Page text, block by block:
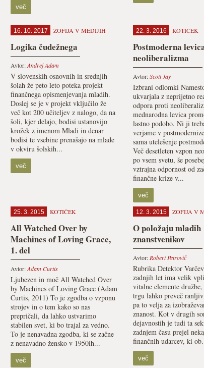
več
16. 10. 2017 ZOFIJA V MEDIJIH
Logika čudežnega
Avtor:Andrej Adam
V slovenskih osnovnih in srednjih
šolah že peto leto poteka projekt
finančnega opismenjevanja mladih.
Doslej se je v projekt vključilo že
več kot 200 učiteljev z nalogo, da na
šoli, kjer delajo, bodisi ustanovijo
krožek z imenom Mladi in denar
bodisi te vsebine prenašajo na mlade
v okviru šolskih...
več
22. 3. 2016 KOTIČEK
Postmoderna
neoliberalizma
Avtor:Scott Jay
Izbrani odlomki
ukvarjala z neprijetno
odpora proti
mednarodna levica
lastno podobo. Ni ji
verjame v
sama utelešenje
Več desetleten vzpon
po vsem svetu, še
vztrajna odpornost od
finančne krize v...
več
25. 3. 2015 KOTIČEK
All Watched Over by
Machines of Loving Grace,
1. del
Avtor:Adam Curtis
Ljubezen in moč All Watched Over
by Machines of Loving Grace (Adam
Curtis, 2011) To je zgodba o vzponu
strojev in o tem kako so nas
prepričali, da lahko ustvarimo
stabilen svet, ki bo trajal za vedno.
To je nenavadna zgodba, ki se začne
z nenavadno žensko v 1950ih...
več
12. 3. 2015 ZOFIJA V
O položaju mladih
znanstvenikov
Avtor: Robert Petrovič
Rubrika Detektor
zadnjih let ima velik
vitalne elemente
trgu lahko preveč
pa to velja za
znanost. Kot v drugih
dejavnostih je tudi ta
zadnjem času prejel
finančnih udarcev, ki
več